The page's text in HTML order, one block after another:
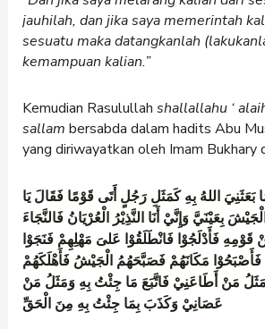
jauhilah, dan jika saya memerintah
sesuatu maka datangkanlah
kemampuan kalian.”
Kemudian Rasulullah shallallahu ‘
sallam bersabda dalam hadits Abu
yang diriwayatkan oleh Imam Bukhary
بَعَثَنِيَ اللهُ بِهِ كَمَثَلِ رَجُلٍ أَتَى قَوْمًا فَقَالَ يَا
بِعَيْنَيَّ وَإِنَّيْ أَنَا النَّذِيْرُ الْعُرْيَانُ فَالنَّجَاءَ
فَأَدْلَجُوْا فَانْطَلَقُوْا عَلىَ مَهْلِهِمْ فَنَجَوْا
مَكَانَهُمْ فَصَبَّحَهُمُ الْجَيْشُ فَأَهْلَكَهُمْ
مَنْ أَطَاعَنِيْ فَاتَّبَعَ مَا جِئْتُ بِهِ وَمَثَلُ مَنْ
عَصَانِيْ وَكَذَبَ بِمَا جِئْتُ بِهِ مِنَ الْحَقِّ